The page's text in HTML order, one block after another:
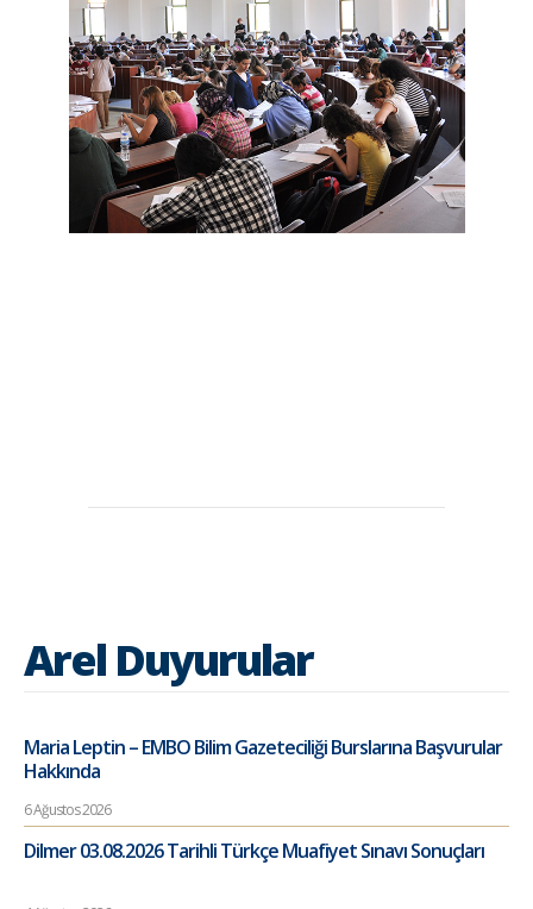
Arel Duyurular
Maria Leptin – EMBO Bilim Gazeteciliği Burslarına Başvurular
Hakkında
6 Ağustos 2026
Dilmer 03.08.2026 Tarihli Türkçe Muafiyet Sınavı Sonuçları